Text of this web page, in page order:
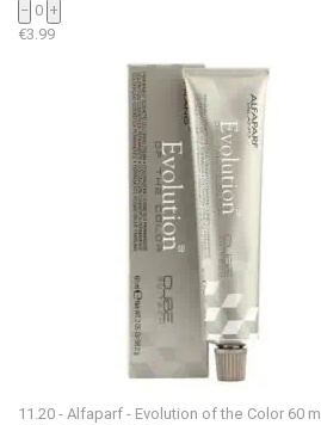
− 0 +
€3.99
11.20 - Alfaparf - Evolution of the Color 60 ml